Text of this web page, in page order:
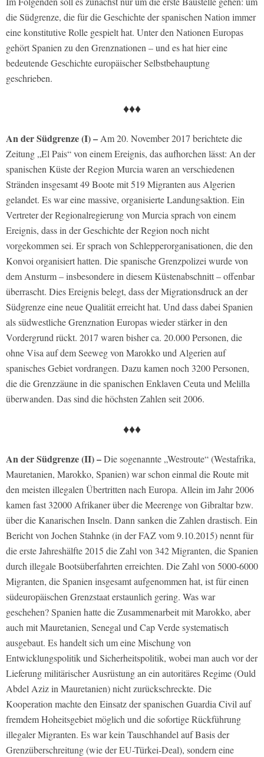
die Südgrenze, die für die Geschichte der spanischen Nation immer
eine konstitutive Rolle gespielt hat. Unter den Nationen Europas
gehört Spanien zu den Grenznationen – und es hat hier eine
bedeutende Geschichte europäischer Selbstbehauptung
geschrieben.
♦♦♦
An der Südgrenze (I) – Am 20. November 2017 berichtete die
Zeitung „El Pais“ von einem Ereignis, das aufhorchen lässt: An der
spanischen Küste der Region Murcia waren an verschiedenen
Stränden insgesamt 49 Boote mit 519 Migranten aus Algerien
gelandet. Es war eine massive, organisierte Landungsaktion. Ein
Vertreter der Regionalregierung von Murcia sprach von einem
Ereignis, dass in der Geschichte der Region noch nicht
vorgekommen sei. Er sprach von Schlepperorganisationen, die den
Konvoi organisiert hatten. Die spanische Grenzpolizei wurde von
dem Ansturm – insbesondere in diesem Küstenabschnitt – offenbar
überrascht. Dies Ereignis belegt, dass der Migrationsdruck an der
Südgrenze eine neue Qualität erreicht hat. Und dass dabei Spanien
als südwestliche Grenznation Europas wieder stärker in den
Vordergrund rückt. 2017 waren bisher ca. 20.000 Personen, die
ohne Visa auf dem Seeweg von Marokko und Algerien auf
spanisches Gebiet vordrangen. Dazu kamen noch 3200 Personen,
die die Grenzzäune in die spanischen Enklaven Ceuta und Melilla
überwanden. Das sind die höchsten Zahlen seit 2006.
♦♦♦
An der Südgrenze (II) –Die sogenannte „Westroute“ (Westafrika,
Mauretanien, Marokko, Spanien) war schon einmal die Route mit
den meisten illegalen Übertritten nach Europa. Allein im Jahr 2006
kamen fast 32000 Afrikaner über die Meerenge von Gibraltar bzw.
über die Kanarischen Inseln. Dann sanken die Zahlen drastisch. Ein
Bericht von Jochen Stahnke (in der FAZ vom 9.10.2015) nennt für
die erste Jahreshälfte 2015 die Zahl von 342 Migranten, die Spanien
durch illegale Bootsüberfahrten erreichten. Die Zahl von 5000-6000
Migranten, die Spanien insgesamt aufgenommen hat, ist für einen
südeuropäischen Grenzstaat erstaunlich gering. Was war
geschehen? Spanien hatte die Zusammenarbeit mit Marokko, aber
auch mit Mauretanien, Senegal und Cap Verde systematisch
ausgebaut. Es handelt sich um eine Mischung von
Entwicklungspolitik und Sicherheitspolitik, wobei man auch vor der
Lieferung militärischer Ausrüstung an ein autoritäres Regime (Ould
Abdel Aziz in Mauretanien) nicht zurückschreckte. Die
Kooperation machte den Einsatz der spanischen Guardia Civil auf
fremdem Hoheitsgebiet möglich und die sofortige Rückführung
illegaler Migranten. Es war kein Tauschhandel auf Basis der
Grenzüberschreitung (wie der EU-Türkei-Deal), sondern eine